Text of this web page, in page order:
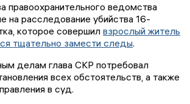
правоохранительного ведомства
на расследование убийства 16-
которое совершил взрослый житель
тщательно замести следы.
делам глава СКР потребовал
всех обстоятельств, а также
в суд.